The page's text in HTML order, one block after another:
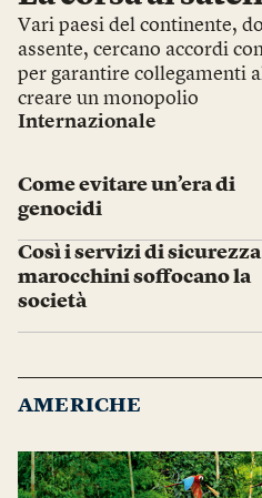
Vari paesi del continente,
assente, cercano accordi
per garantire collegamenti
creare un monopolio
Internazionale
Come evitare un’era di
genocidi
Così i servizi di sicurezza
marocchini soffocano la
società
AMERICHE